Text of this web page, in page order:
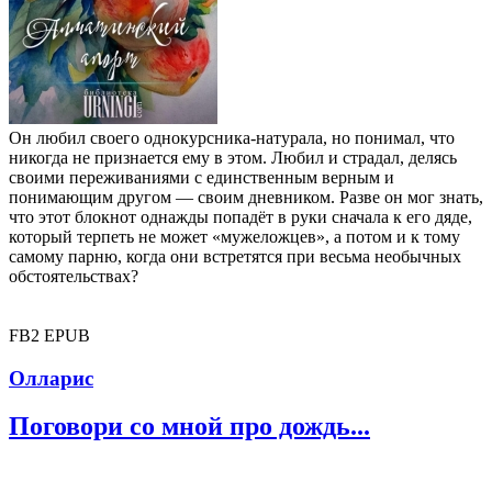
Он любил своего однокурсника-натурала, но понимал, что
никогда не признается ему в этом. Любил и страдал, делясь
своими переживаниями с единственным верным и
понимающим другом — своим дневником. Разве он мог знать,
что этот блокнот однажды попадёт в руки сначала к его дяде,
который терпеть не может «мужеложцев», а потом и к тому
самому парню, когда они встретятся при весьма необычных
обстоятельствах?
FB2 EPUB
Олларис
Поговори со мной про дождь...